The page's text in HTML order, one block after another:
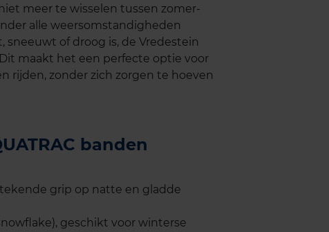
meer te wisselen tussen zomer-
alle weersomstandigheden
of droog is, de Vredestein
maakt het een perfecte optie voor
rijden, zonder zich zorgen te hoeven
banden
grip op natte en gladde
geschikt voor winterse